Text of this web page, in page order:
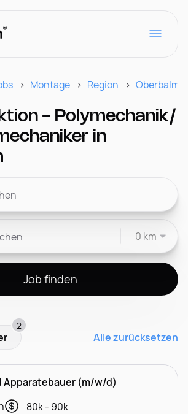
Montage Region Oberbalm
- Polymechanik/
in
0 km
Job finden
2
Alle zurücksetzen
Apparatebauer (m/w/d)
80k - 90k